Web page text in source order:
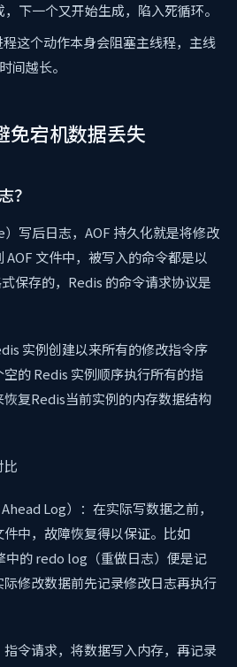
，下一个又开始生成，陷入死循环。
这个动作本身会阻塞主线程，主线
间越长。
免宕机数据丢失
？
写后日志，AOF 持久化就是将修改
文件中，被写入的命令都是以
保存的，Redis 的命令请求协议是
实例创建以来所有的修改指令序
的 Redis 实例顺序执行所有的指
复Redis当前实例的内存数据结构
比
Log）：在实际写数据之前，
中，故障恢复得以保证。比如
中的 redo log（重做日志）便是记
修改数据前先记录修改日志再执行
令请求，将数据写入内存，再记录